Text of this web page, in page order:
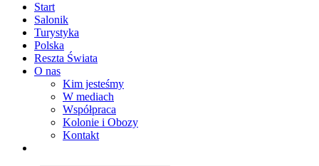
Start
Salonik
Turystyka
Polska
Reszta Świata
O nas
Kim jesteśmy
W mediach
Współpraca
Kolonie i Obozy
Kontakt